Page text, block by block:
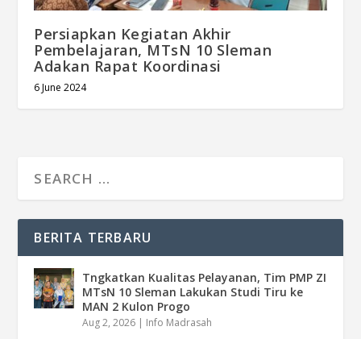
Persiapkan Kegiatan Akhir
Pembelajaran, MTsN 10 Sleman
Adakan Rapat Koordinasi
6 June 2024
BERITA TERBARU
Tngkatkan Kualitas Pelayanan, Tim PMP ZI
MTsN 10 Sleman Lakukan Studi Tiru ke
MAN 2 Kulon Progo
Aug 2, 2026 | Info Madrasah